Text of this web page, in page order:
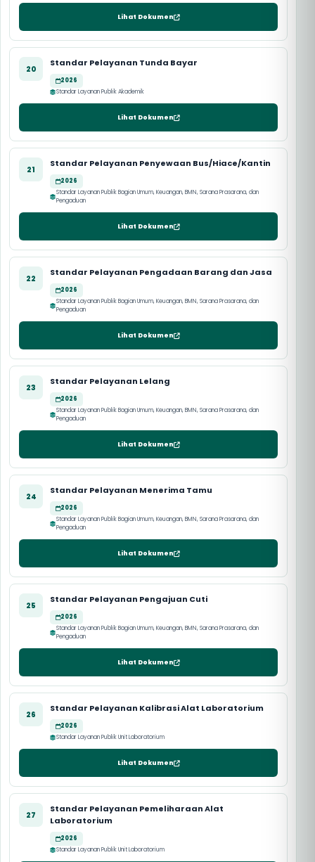
Lihat Dokumen
20
Standar Pelayanan Tunda Bayar
2026
Standar Layanan Publik Akademik
Lihat Dokumen
21
Standar Pelayanan Penyewaan Bus/Hiace/Kantin
2026
Standar Layanan Publik Bagian Umum, Keuangan, BMN, Sarana Prasarana, dan
Pengaduan
Lihat Dokumen
22
Standar Pelayanan Pengadaan Barang dan Jasa
2026
Standar Layanan Publik Bagian Umum, Keuangan, BMN, Sarana Prasarana, dan
Pengaduan
Lihat Dokumen
23
Standar Pelayanan Lelang
2026
Standar Layanan Publik Bagian Umum, Keuangan, BMN, Sarana Prasarana, dan
Pengaduan
Lihat Dokumen
24
Standar Pelayanan Menerima Tamu
2026
Standar Layanan Publik Bagian Umum, Keuangan, BMN, Sarana Prasarana, dan
Pengaduan
Lihat Dokumen
25
Standar Pelayanan Pengajuan Cuti
2026
Standar Layanan Publik Bagian Umum, Keuangan, BMN, Sarana Prasarana, dan
Pengaduan
Lihat Dokumen
26
Standar Pelayanan Kalibrasi Alat Laboratorium
2026
Standar Layanan Publik Unit Laboratorium
Lihat Dokumen
27
Standar Pelayanan Pemeliharaan Alat
Laboratorium
2026
Standar Layanan Publik Unit Laboratorium